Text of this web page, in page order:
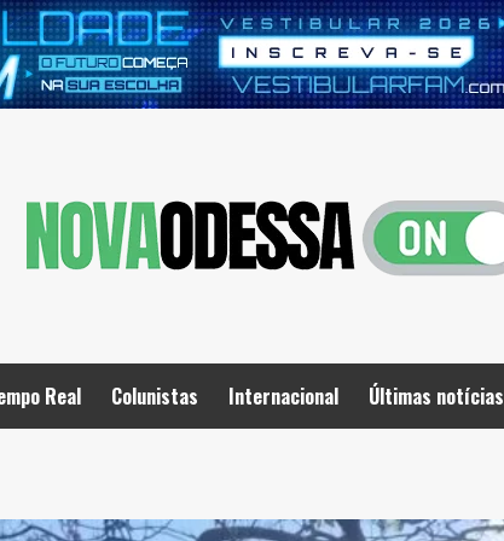
Real Colunistas Internacional Últimas notícias